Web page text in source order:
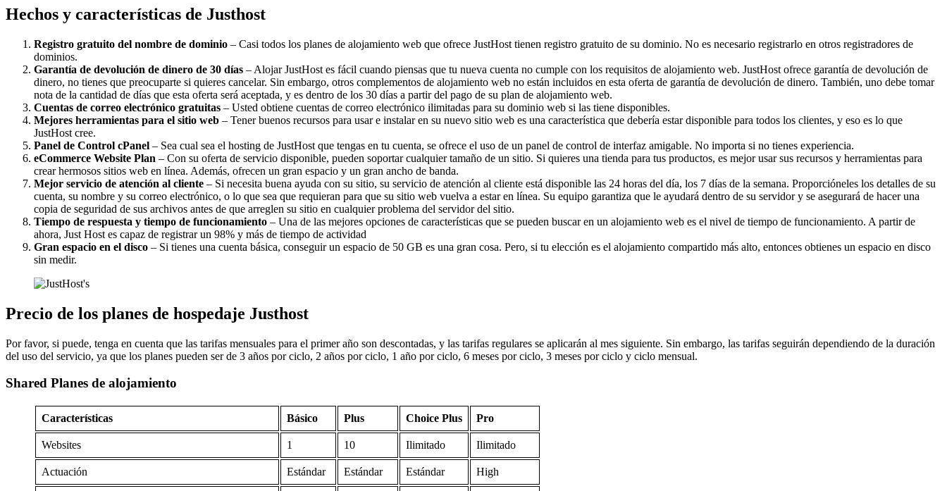
Hechos y características de Justhost
Registro gratuito del nombre de dominio – Casi todos los planes de alojamiento web que ofrece JustHost tienen registro gratuito de su dominio. No es necesario registrarlo en otros registradores de
dominios.
Garantía de devolución de dinero de 30 días – Alojar JustHost es fácil cuando piensas que tu nueva cuenta no cumple con los requisitos de alojamiento web. JustHost ofrece garantía de devolución de
dinero, no tienes que preocuparte si quieres cancelar. Sin embargo, otros complementos de alojamiento web no están incluidos en esta oferta de garantía de devolución de dinero. También, uno debe tomar
nota de la cantidad de días que esta oferta será aceptada, y es dentro de los 30 días a partir del pago de su plan de alojamiento web.
Cuentas de correo electrónico gratuitas – Usted obtiene cuentas de correo electrónico ilimitadas para su dominio web si las tiene disponibles.
Mejores herramientas para el sitio web – Tener buenos recursos para usar e instalar en su nuevo sitio web es una característica que debería estar disponible para todos los clientes, y eso es lo que
JustHost cree.
Panel de Control cPanel – Sea cual sea el hosting de JustHost que tengas en tu cuenta, se ofrece el uso de un panel de control de interfaz amigable. No importa si no tienes experiencia.
eCommerce Website Plan – Con su oferta de servicio disponible, pueden soportar cualquier tamaño de un sitio. Si quieres una tienda para tus productos, es mejor usar sus recursos y herramientas para
crear hermosos sitios web en línea. Además, ofrecen un gran espacio y un gran ancho de banda.
Mejor servicio de atención al cliente – Si necesita buena ayuda con su sitio, su servicio de atención al cliente está disponible las 24 horas del día, los 7 días de la semana. Proporcióneles los detalles de su
cuenta, su nombre y su correo electrónico, o lo que sea que requieran para que su sitio web vuelva a estar en línea. Su equipo garantiza que le ayudará dentro de su servidor y se asegurará de hacer una
copia de seguridad de sus archivos antes de que arreglen su sitio en cualquier problema del servidor del sitio.
Tiempo de respuesta y tiempo de funcionamiento – Una de las mejores opciones de características que se pueden buscar en un alojamiento web es el nivel de tiempo de funcionamiento. A partir de
ahora, Just Host es capaz de registrar un 98% y más de tiempo de actividad
Gran espacio en el disco – Si tienes una cuenta básica, conseguir un espacio de 50 GB es una gran cosa. Pero, si tu elección es el alojamiento compartido más alto, entonces obtienes un espacio en disco
sin medir.
Precio de los planes de hospedaje Justhost
Por favor, si puede, tenga en cuenta que las tarifas mensuales para el primer año son descontadas, y las tarifas regulares se aplicarán al mes siguiente. Sin embargo, las tarifas seguirán dependiendo de la duración
del uso del servicio, ya que los planes pueden ser de 3 años por ciclo, 2 años por ciclo, 1 año por ciclo, 6 meses por ciclo, 3 meses por ciclo y ciclo mensual.
Shared Planes de alojamiento
Características Básico Plus Choice Plus Pro
Websites 1 10 Ilimitado Ilimitado
Actuación Estándar Estándar Estándar High